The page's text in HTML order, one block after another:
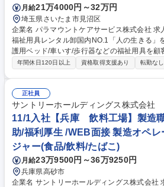
月給21万4000円～32万円
埼玉県さいたま市見沼区
企業名 パラマウントケアサービス株式会社 求人名 【さいたま市】事務職/
福祉用具レンタル卸国内NO.1「人の生きる」を支える企
護用ベッド/車いす/歩行器などの福祉用具を顧
ンタルする際の事務作業全般を中心に担当い
きる介在価値の高い仕事です。そのため、事
ることで周りの人をサポート・業績に間接的
がいです。ルーチンワークの中にも、自分だ
この仕事の面白みでもあります。 ※変更範囲
ある場合かつ職種転換された場合は当社業務全般） 募集職種 【
市】事務職/福祉用具レンタル卸国内NO.1「人
年間休日120日以上 資格取得支援あり 転勤なし
正社員
サントリーホールディングス株式会社
11/1入社【兵庫 飲料工場】製造
助/福利厚生 /WEB面接 製造オペ
ジャー(食品/飲料/たばこ)
月給23万9500円～36万9250円
兵庫県高砂市
企業名 サントリーホールディングス株式会社 求人名 11/1入社【兵庫 飲料